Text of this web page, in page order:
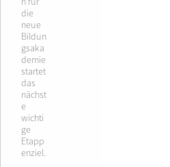
die
neue
Bildun
gsaka
demie
startet
das
nächst
e
wichti
ge
Etapp
enziel.